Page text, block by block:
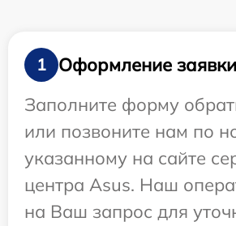
1
Оформление заявки
Заполните форму
или позвоните нам по
указанному на сайте
центра Asus. Наш
на Ваш запрос для